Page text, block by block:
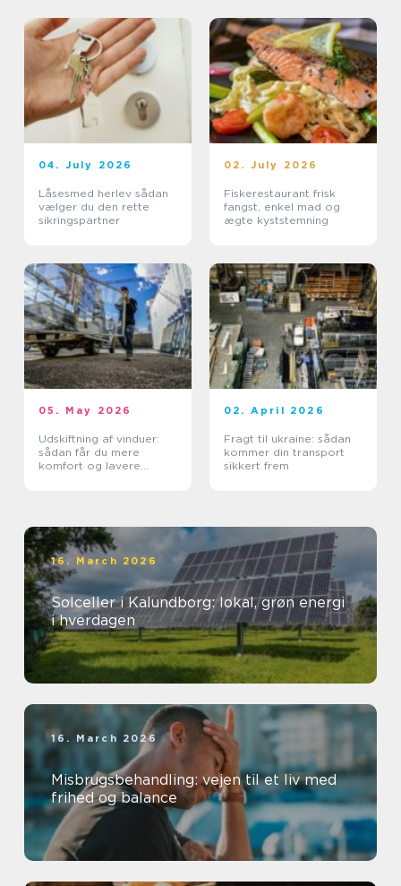
04. July 2026
Låsesmed herlev sådan
vælger du den rette
sikringspartner
02. July 2026
Fiskerestaurant frisk
fangst, enkel mad og
ægte kyststemning
05. May 2026
Udskiftning af vinduer:
sådan får du mere
komfort og lavere
02. April 2026
Fragt til ukraine: sådan
kommer din transport
sikkert frem
16. March 2026
Solceller i Kalundborg: lokal, grøn energi
i hverdagen
16. March 2026
Misbrugsbehandling: vejen til et liv med
frihed og balance